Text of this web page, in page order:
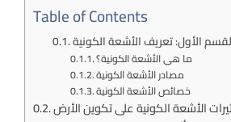
Table of Contents
الأول: تعريف الأشعة الكونية
ما هي الأشعة الكونية؟
مصادر الأشعة الكونية
خصائص الأشعة الكونية
الأشعة الكونية على تكوين الأرض